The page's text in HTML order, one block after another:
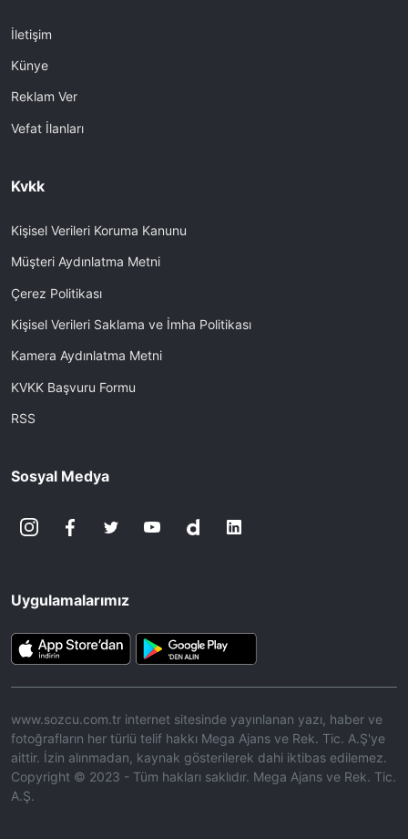
İletişim
Künye
Reklam Ver
Vefat İlanları
Kvkk
Kişisel Verileri Koruma Kanunu
Müşteri Aydınlatma Metni
Çerez Politikası
Kişisel Verileri Saklama ve İmha Politikası
Kamera Aydınlatma Metni
KVKK Başvuru Formu
RSS
Sosyal Medya
Uygulamalarımız
www.sozcu.com.tr internet sitesinde yayınlanan yazı, haber ve
fotoğrafların her türlü telif hakkı Mega Ajans ve Rek. Tic. A.Ş'ye
aittir. İzin alınmadan, kaynak gösterilerek dahi iktibas edilemez.
Copyright © 2023 - Tüm hakları saklıdır. Mega Ajans ve Rek. Tic.
A.Ş.